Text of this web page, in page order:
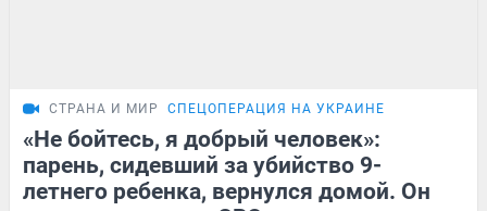
СТРАНА И МИР СПЕЦОПЕРАЦИЯ НА УКРАИНЕ
«Не бойтесь, я добрый человек»:
парень, сидевший за убийство 9-
летнего ребенка, вернулся домой. Он